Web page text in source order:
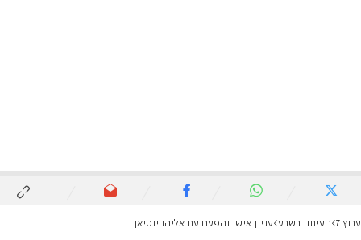
ערוץ 7 העיתון בשבע עניין אישי והפעם עם אליהו יוסיאן